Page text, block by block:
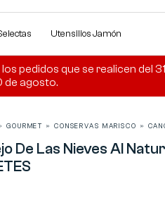
Utensilios Jamón
pedidos que se realicen del
de agosto.
GOURMET » CONSERVAS MARISCO »
De Las Nieves Al